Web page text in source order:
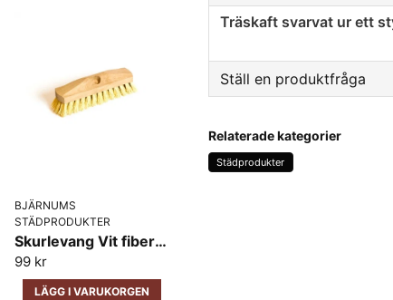
BJÄRNUMS
STÄDPRODUKTER
Skurlevang Vit fiber trärygg 220 mm Bjärnums
99 kr
LÄGG I VARUKORGEN
Träskaft svarvat ur ett
Ställ en produktfråga
Fråga oss något om
Relaterade kategorier
Städprodukter